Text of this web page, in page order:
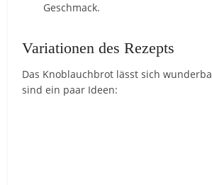
Geschmack.
Variationen des Rezepts
Das Knoblauchbrot lässt sich
sind ein paar Ideen: